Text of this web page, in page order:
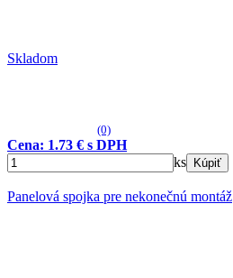
Skladom
(0)
Cena: 1.73 € s DPH
ks
Kúpiť
Panelová spojka pre nekonečnú montáž